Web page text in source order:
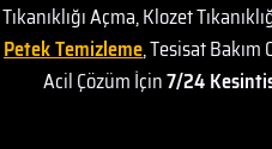
Tıkanıklığı Açma, Klozet
Petek Temizleme, Tesisat Bakım
Acil Çözüm İçin7/24